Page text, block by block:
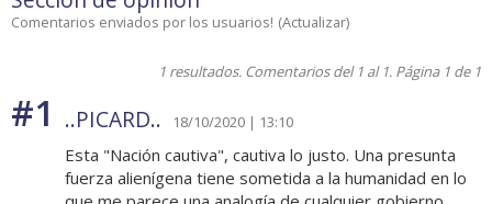
Comentarios enviados por los usuarios! (Actualizar)
1 resultados. Comentarios del 1 al 1. Página 1 de 1
#1 ..PICARD.. 18/10/2020 | 13:10
Esta "Nación cautiva", cautiva lo justo. Una presunta
fuerza alienígena tiene sometida a la humanidad en lo